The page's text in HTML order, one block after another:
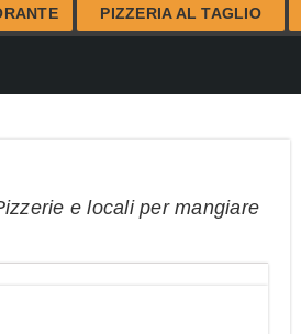
PIZZERIA AL TAGLIO
e locali per mangiare